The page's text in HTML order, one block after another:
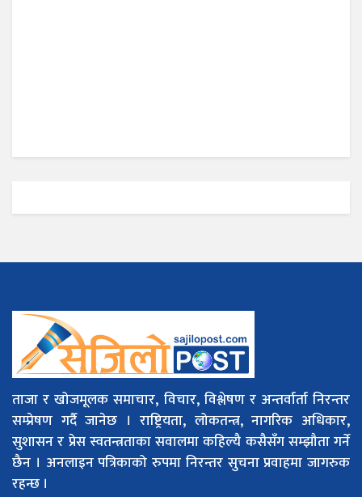
ताजा र खोजमूलक समाचार, विचार, विश्लेषण र अन्तर्वार्ता निरन्तर
सम्प्रेषण गर्दै जानेछ । राष्ट्रियता, लोकतन्त्र, नागरिक अधिकार,
सुशासन र प्रेस स्वतन्त्रताका सवालमा कहिल्यै कसैसँग सम्झौता गर्ने
छैन । अनलाइन पत्रिकाको रुपमा निरन्तर सुचना प्रवाहमा जागरुक
रहन्छ ।